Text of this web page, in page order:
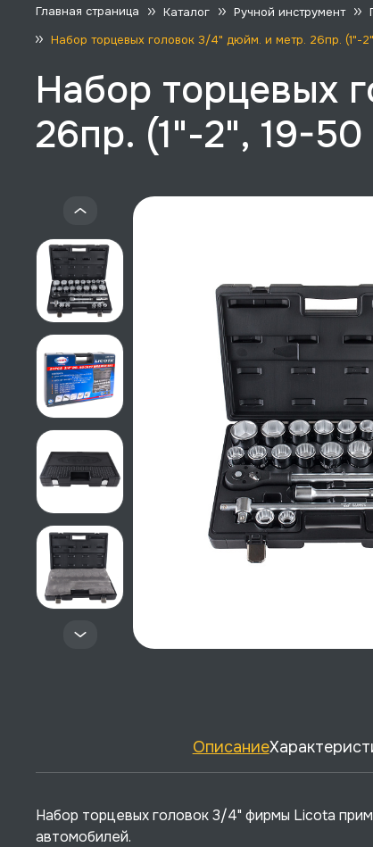
Главная страница Каталог Ручной инструмент
Набор торцевых головок 3/4" дюйм. и метр. 26пр. (1"-
Набор торцевых
26пр. (1"-2", 19-
Описание
Набор торцевых головок 3/4" фирмы Licota
автомобилей.